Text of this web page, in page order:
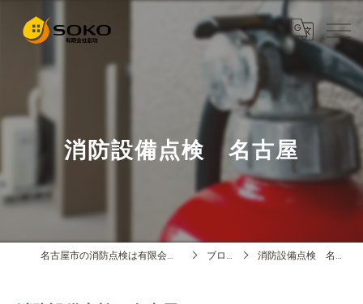
消防設備点検 名古屋
名古屋市の消防点検は有限会社創功 ブログ 消防設備点検 名古屋